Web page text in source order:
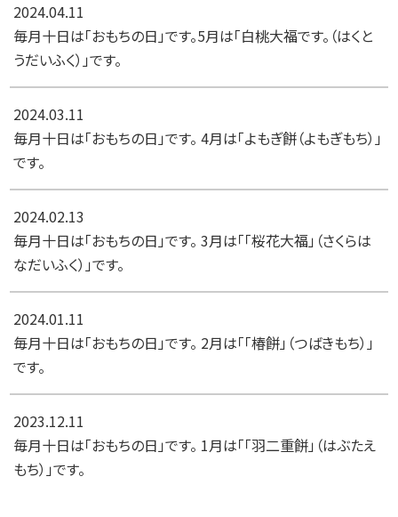
2024.04.11
毎月十日は「おもちの日」です。5月は「白桃大福です。（はくと
うだいふく）」です。
2024.03.11
毎月十日は「おもちの日」です。 4月は「よもぎ餅（よもぎもち）」
です。
2024.02.13
毎月十日は「おもちの日」です。 3月は「「桜花大福」（さくらは
なだいふく）」です。
2024.01.11
毎月十日は「おもちの日」です。 2月は「「椿餅」（つばきもち）」
です。
2023.12.11
毎月十日は「おもちの日」です。 1月は「「羽二重餅」（はぶたえ
もち）」です。